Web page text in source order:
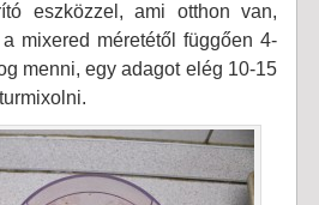
eszközzel, ami otthon van,
mixered méretétől függően 4-
menni, egy adagot elég 10-15